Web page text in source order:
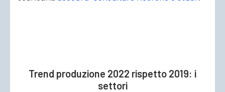
Trend produzione 2022 rispetto 2019: i
settori